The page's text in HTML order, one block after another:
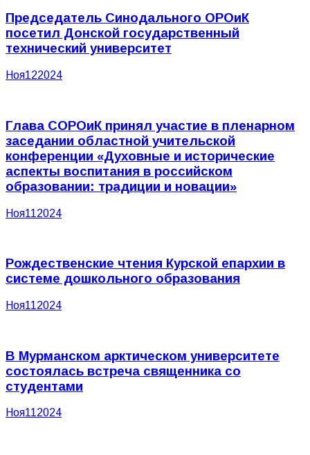
Председатель Синодального ОРОиК
посетил Донской государственный
технический университет
Ноя122024
Глава СОРОиК принял участие в пленарном
заседании областной учительской
конференции «Духовные и исторические
аспекты воспитания в российском
образовании: традиции и новации»
Ноя112024
Рождественские чтения Курской епархии в
системе дошкольного образования
Ноя112024
В Мурманском арктическом университете
состоялась встреча священника со
студентами
Ноя112024